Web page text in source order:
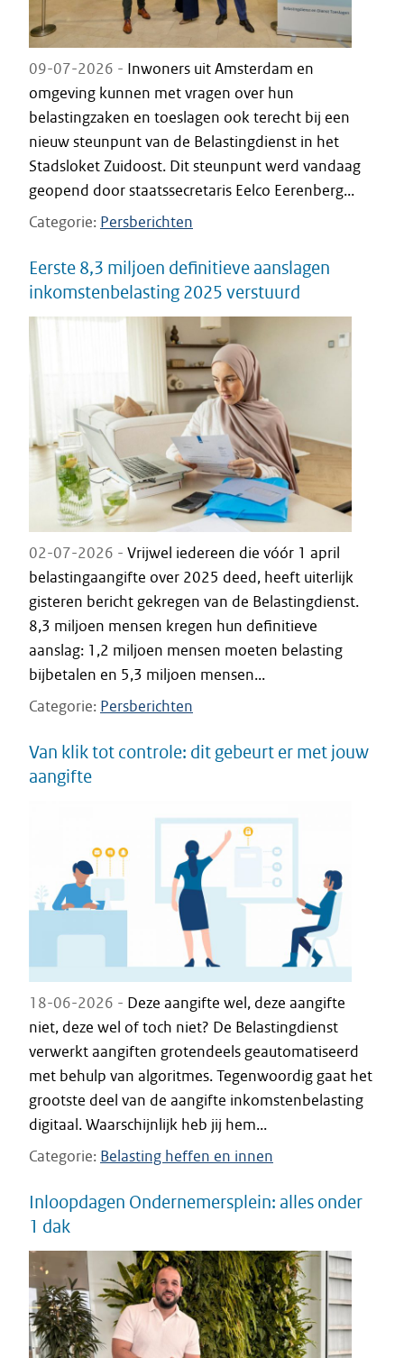
09-07-2026 - Inwoners uit Amsterdam en
omgeving kunnen met vragen over hun
belastingzaken en toeslagen ook terecht bij een
nieuw steunpunt van de Belastingdienst in het
Stadsloket Zuidoost. Dit steunpunt werd vandaag
geopend door staatssecretaris Eelco Eerenberg...
Categorie Persberichten
Eerste 8,3 miljoen definitieve aanslagen
inkomstenbelasting 2025 verstuurd
02-07-2026 - Vrijwel iedereen die vóór 1 april
belastingaangifte over 2025 deed, heeft uiterlijk
gisteren bericht gekregen van de Belastingdienst.
8,3 miljoen mensen kregen hun definitieve
aanslag: 1,2 miljoen mensen moeten belasting
bijbetalen en 5,3 miljoen mensen...
Categorie Persberichten
Van klik tot controle: dit gebeurt er met jouw
aangifte
18-06-2026 - Deze aangifte wel, deze aangifte
niet, deze wel of toch niet? De Belastingdienst
verwerkt aangiften grotendeels geautomatiseerd
met behulp van algoritmes. Tegenwoordig gaat het
grootste deel van de aangifte inkomstenbelasting
digitaal. Waarschijnlijk heb jij hem...
Categorie Belasting heffen en innen
Inloopdagen Ondernemersplein: alles onder
1 dak